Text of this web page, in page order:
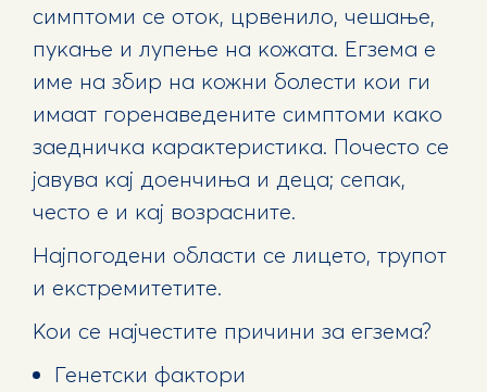
симптоми се оток, црвенило, чешање,
пукање и лупење на кожата. Егзема е
име на збир на кожни болести кои ги
имаат горенаведените симптоми како
заедничка карактеристика. Почесто се
јавува кај доенчиња и деца; сепак,
често е и кај возрасните.
Најпогодени области се лицето, трупот
и екстремитетите.
Кои се најчестите причини за егзема?
Генетски фактори